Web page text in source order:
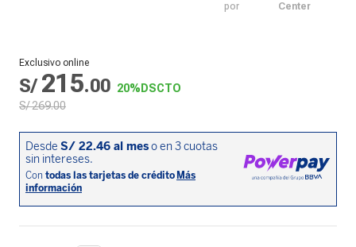
por
Center
Exclusivo online
S/ 215.00 20% DSCTO
S/269.00